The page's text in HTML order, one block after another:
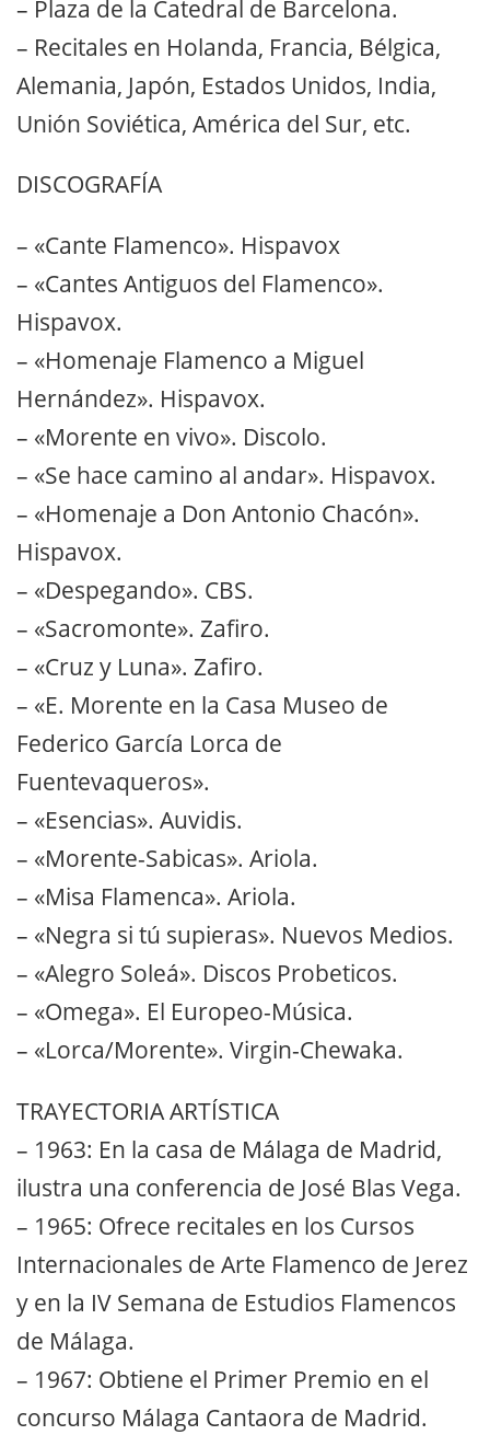
– Plaza de la Catedral de Barcelona.
– Recitales en Holanda, Francia, Bélgica,
Alemania, Japón, Estados Unidos, India,
Unión Soviética, América del Sur, etc.
DISCOGRAFÍA
– «Cante Flamenco». Hispavox
– «Cantes Antiguos del Flamenco».
Hispavox.
– «Homenaje Flamenco a Miguel
Hernández». Hispavox.
– «Morente en vivo». Discolo.
– «Se hace camino al andar». Hispavox.
– «Homenaje a Don Antonio Chacón».
Hispavox.
– «Despegando». CBS.
– «Sacromonte». Zafiro.
– «Cruz y Luna». Zafiro.
– «E. Morente en la Casa Museo de
Federico García Lorca de
Fuentevaqueros».
– «Esencias». Auvidis.
– «Morente-Sabicas». Ariola.
– «Misa Flamenca». Ariola.
– «Negra si tú supieras». Nuevos Medios.
– «Alegro Soleá». Discos Probeticos.
– «Omega». El Europeo-Música.
– «Lorca/Morente». Virgin-Chewaka.
TRAYECTORIA ARTÍSTICA
– 1963: En la casa de Málaga de Madrid,
ilustra una conferencia de José Blas Vega.
– 1965: Ofrece recitales en los Cursos
Internacionales de Arte Flamenco de Jerez
y en la IV Semana de Estudios Flamencos
de Málaga.
– 1967: Obtiene el Primer Premio en el
concurso Málaga Cantaora de Madrid.